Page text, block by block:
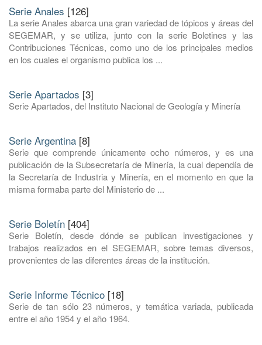
Serie Anales [126]
La serie Anales abarca una gran variedad de tópicos y áreas del
SEGEMAR, y se utiliza, junto con la serie Boletines y las
Contribuciones Técnicas, como uno de los principales medios
en los cuales el organismo publica los ...
Serie Apartados [3]
Serie Apartados, del Instituto Nacional de Geología y Minería
Serie Argentina [8]
Serie que comprende únicamente ocho números, y es una
publicación de la Subsecretaría de Minería, la cual dependía de
la Secretaría de Industria y Minería, en el momento en que la
misma formaba parte del Ministerio de ...
Serie Boletín [404]
Serie Boletín, desde dónde se publican investigaciones y
trabajos realizados en el SEGEMAR, sobre temas diversos,
provenientes de las diferentes áreas de la institución.
Serie Informe Técnico [18]
Serie de tan sólo 23 números, y temática variada, publicada
entre el año 1954 y el año 1964.